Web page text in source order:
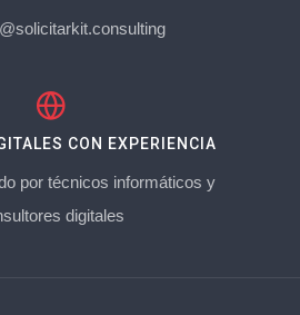
CON EXPERIENCIA
por técnicos informáticos y
digitales